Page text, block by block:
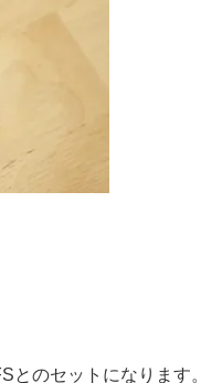
のセットになります。